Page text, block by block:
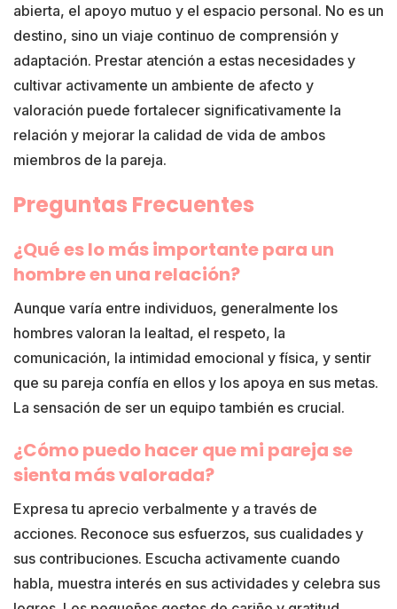
abierta, el apoyo mutuo y el espacio personal. No es un
destino, sino un viaje continuo de comprensión y
adaptación. Prestar atención a estas necesidades y
cultivar activamente un ambiente de afecto y
valoración puede fortalecer significativamente la
relación y mejorar la calidad de vida de ambos
miembros de la pareja.
Preguntas Frecuentes
¿Qué es lo más importante para un
hombre en una relación?
Aunque varía entre individuos, generalmente los
hombres valoran la lealtad, el respeto, la
comunicación, la intimidad emocional y física, y sentir
que su pareja confía en ellos y los apoya en sus metas.
La sensación de ser un equipo también es crucial.
¿Cómo puedo hacer que mi pareja se
sienta más valorada?
Expresa tu aprecio verbalmente y a través de
acciones. Reconoce sus esfuerzos, sus cualidades y
sus contribuciones. Escucha activamente cuando
habla, muestra interés en sus actividades y celebra sus